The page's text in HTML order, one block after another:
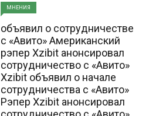
МНЕНИЯ
объявил о сотрудничестве
с «Авито» Американский
рэпер Xzibit анонсировал
сотрудничество с «Авито»
Xzibit объявил о начале
сотрудничества с «Авито»
Рэпер Xzibit анонсировал